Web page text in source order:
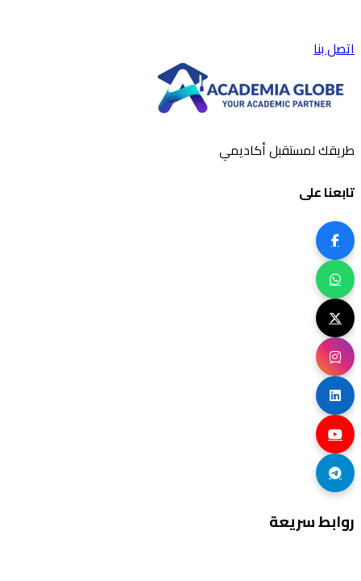
اتصل بنا
طريقك لمستقبل أكاديمي
تابعنا على
روابط سريعة